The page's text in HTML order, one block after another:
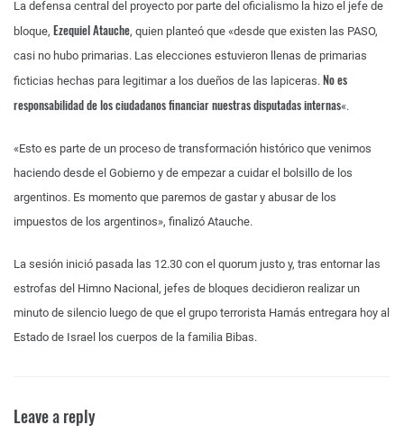
La defensa central del proyecto por parte del oficialismo la hizo el jefe de
bloque, Ezequiel Atauche, quien planteó que «desde que existen las PASO,
casi no hubo primarias. Las elecciones estuvieron llenas de primarias
ficticias hechas para legitimar a los dueños de las lapiceras. No es
responsabilidad de los ciudadanos financiar nuestras disputadas internas«.
«Esto es parte de un proceso de transformación histórico que venimos
haciendo desde el Gobierno y de empezar a cuidar el bolsillo de los
argentinos. Es momento que paremos de gastar y abusar de los
impuestos de los argentinos», finalizó Atauche.
La sesión inició pasada las 12.30 con el quorum justo y, tras entornar las
estrofas del Himno Nacional, jefes de bloques decidieron realizar un
minuto de silencio luego de que el grupo terrorista Hamás entregara hoy al
Estado de Israel los cuerpos de la familia Bibas.
Leave a reply